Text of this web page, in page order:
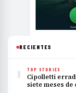
RECIENTES
1 TOP STORIES
Cipolletti
siete meses